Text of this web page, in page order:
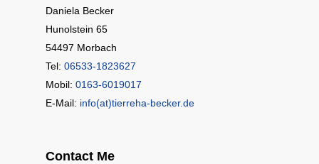
Daniela Becker
Hunolstein 65
54497 Morbach
Tel:06533-1823627
Mobil:0163-6019017
E-Mail: info(at)tierreha-becker.de
Contact Me